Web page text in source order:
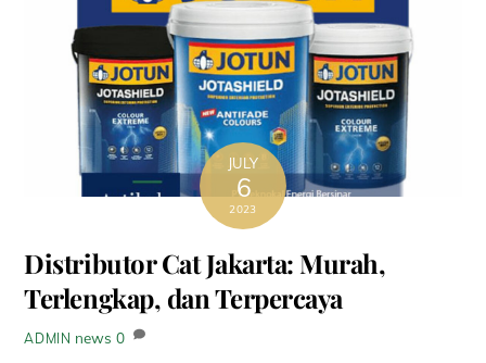
JULY
6
2023
Distributor Cat Jakarta: Murah,
Terlengkap, dan Terpercaya
ADMIN news 0